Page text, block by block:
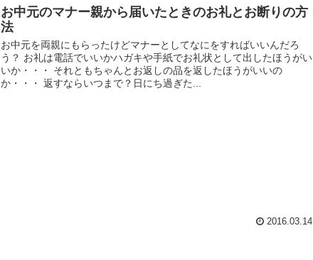
お中元のマナー親から届いたときのお礼とお断りの方
法
お中元を両親にもらったけどマナーとしてなにをすればいいんだろ
う？ お礼は電話でいいかハガキや手紙でお礼状として出したほうがい
いか・・・ それともちゃんとお返しの品を返したほうがいいの
か・・・ 返すならいつまで？日にち過ぎた...
2016.03.14